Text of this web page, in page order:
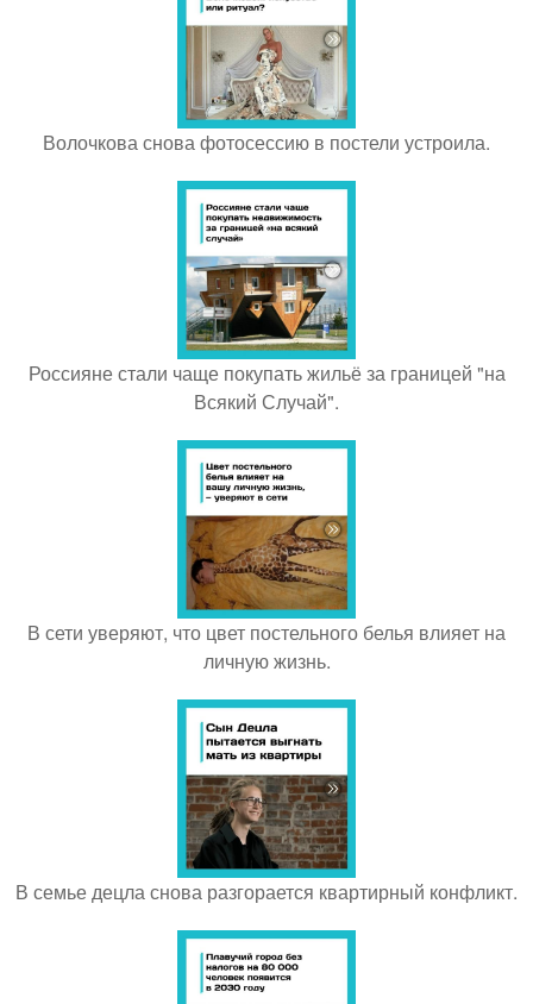
Волочкова снова фотосессию в постели устроила.
Россияне стали чаще покупать жильё за границей "на
Всякий Случай".
В сети уверяют, что цвет постельного белья влияет на
личную жизнь.
В семье децла снова разгорается квартирный конфликт.